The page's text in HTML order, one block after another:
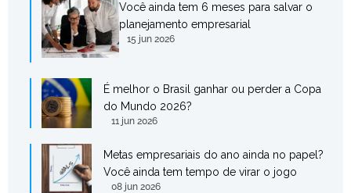
Você ainda tem 6 meses para salvar o
planejamento empresarial
15 jun 2026
É melhor o Brasil ganhar ou perder a Copa
do Mundo 2026?
11 jun 2026
Metas empresariais do ano ainda no papel?
Você ainda tem tempo de virar o jogo
08 jun 2026